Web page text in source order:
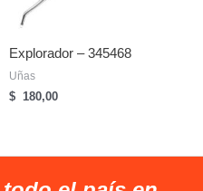
Explorador – 345468
Uñas
$ 180,00